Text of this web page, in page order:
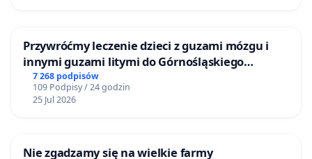
Przywróćmy leczenie dzieci z guzami mózgu i
innymi guzami litymi do Górnośląskiego
Centrum Zdrowia Dziecka w Katowicach
7 268 podpisów
109 Podpisy / 24 godzin
25 Jul 2026
Nie zgadzamy się na wielkie farmy